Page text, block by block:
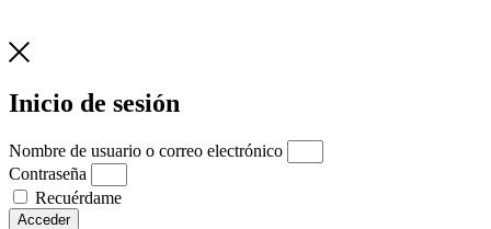
Inicio de sesión
Nombre de usuario o correo electrónico
Contraseña
Recuérdame
Acceder